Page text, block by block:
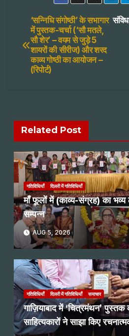
Post
navigation
‘सन्निधि संगोष्ठी’ के सभागार
में पुस्तक-चर्चा (‘सौ मतले,
सौ शेर’ – वयम से जुड़े 5
शायरों की सीरीज) और शरद
काव्य गोष्ठी का आयोजन –
(रिपोर्ट)
Related Post
गतिविधियाँ दिल्ली में गतिविधियाँ
माँ फूलों में (काव्य-संग्रह) का भव्य
सम्पन्न
AUG 5, 2026
गतिविधियाँ दिल्ली में गतिविधियाँ समाचार
गाज़ियाबाद में ‘चित्रमंथन’ पुस्तक
साहित्यकारों ने साझा किए